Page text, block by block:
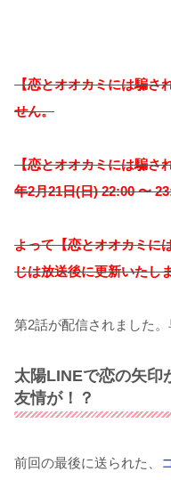
【恋とオオカミには騙さ
せん。
【恋とオオカミには騙さ
年2月21日(日) 22:00 〜
よって【恋とオオカミに
じは放送後に更新いたし
第2話が配信されました
太陽LINEで恋の矢印
友情が！？
前回の最後に送られた、